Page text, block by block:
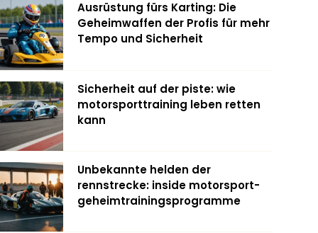
Ausrüstung fürs Karting: Die
Geheimwaffen der Profis für mehr
Tempo und Sicherheit
Sicherheit auf der piste: wie
motorsporttraining leben retten
kann
Unbekannte helden der
rennstrecke: inside motorsport-
geheimtrainingsprogramme